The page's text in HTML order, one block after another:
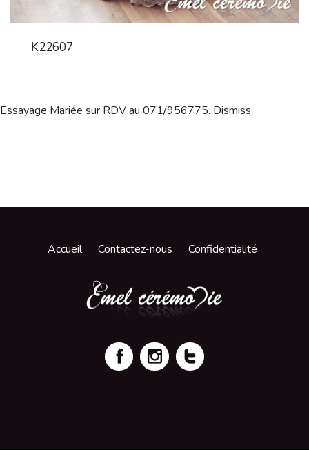
K22607
Accueil Contactez-nous Confidentialité
Essayage Mariée sur RDV au 071/956775. Dismiss